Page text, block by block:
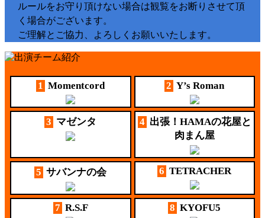
ルールをお守り頂けない場合は観覧をお断りさせて頂
く場合がございます。
ご理解とご協力、よろしくお願いいたします。
1 Momentcord 2 Y’s Roman
3 マゼンタ 4 出張！HAMAの花屋と
肉まん屋
5 サバンナの会 6 TETRACHER
7 R.S.F 8 KYOFU5